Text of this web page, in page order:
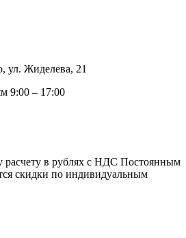
ул. Жиделева, 21
9:00 – 17:00
расчету в рублях с НДС Постоянным
скидки по индивидуальным